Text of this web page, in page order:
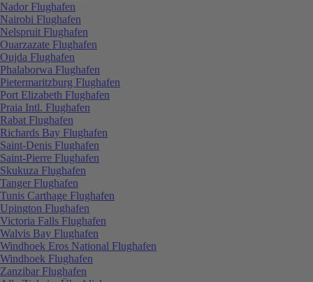
Nador Flughafen
Nairobi Flughafen
Nelspruit Flughafen
Ouarzazate Flughafen
Oujda Flughafen
Phalaborwa Flughafen
Pietermaritzburg Flughafen
Port Elizabeth Flughafen
Praia Intl. Flughafen
Rabat Flughafen
Richards Bay Flughafen
Saint-Denis Flughafen
Saint-Pierre Flughafen
Skukuza Flughafen
Tanger Flughafen
Tunis Carthage Flughafen
Upington Flughafen
Victoria Falls Flughafen
Walvis Bay Flughafen
Windhoek Eros National Flughafen
Windhoek Flughafen
Zanzibar Flughafen